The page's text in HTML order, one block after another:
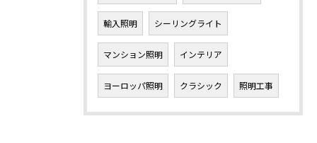
輸入照明 シーリングライト
マンション照明 インテリア
ヨーロッパ照明 クラシック 照明工事